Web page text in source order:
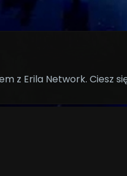
z Erila Network. Ciesz